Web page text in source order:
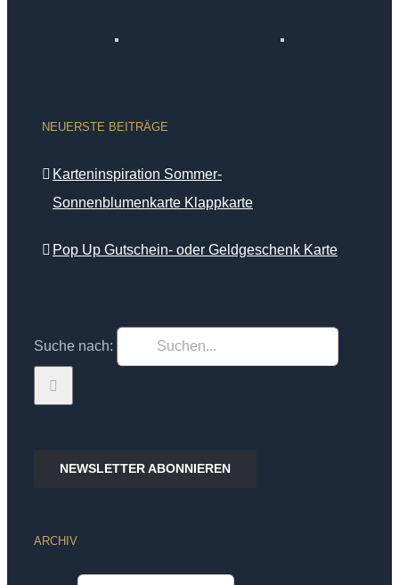
NEUERSTE BEITRÄGE
Karteninspiration Sommer-
Sonnenblumenkarte Klappkarte
Pop Up Gutschein- oder Geldgeschenk Karte
Suche nach:
NEWSLETTER ABONNIEREN
ARCHIV